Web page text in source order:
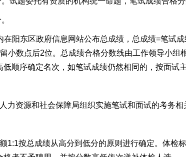
在阳东区政府信息网站公布总成绩，总成绩=笔试
小数点后2位。总成绩合格分数线由工作领导小
顺序确定名次，如笔试成绩仍然相同的，按面试
力资源和社会保障局组织实施笔试和面试的考务相
1:1按总成绩从高分到低分的原则进行确定。体检